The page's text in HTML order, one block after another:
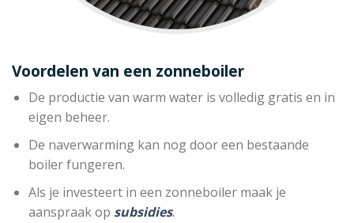
Voordelen van een zonneboiler
De productie van warm water is volledig gratis en in
eigen beheer.
De naverwarming kan nog door een bestaande
boiler fungeren.
Als je investeert in een zonneboiler maak je
aanspraak op subsidies.